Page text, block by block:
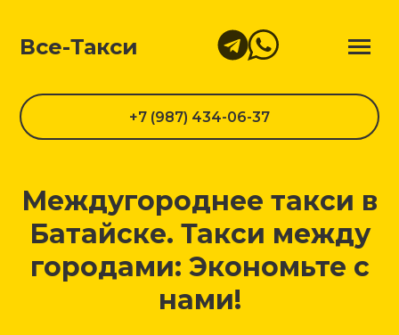
Все-Такси
+7 (987) 434-06-37
Междугороднее такси в
Батайске. Такси между
городами: Экономьте с
нами!